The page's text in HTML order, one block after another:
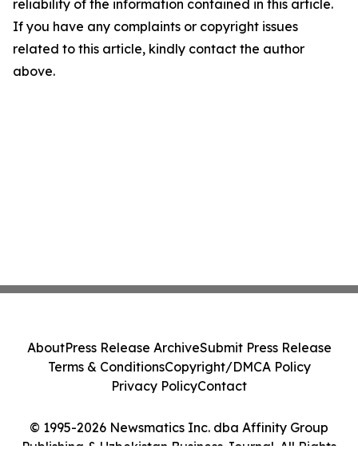
reliability of the information contained in this article.
If you have any complaints or copyright issues
related to this article, kindly contact the author
above.
© 1995-2026 Newsmatics Inc. dba Affinity Group
AboutPress Release ArchiveSubmit Press Release
Terms & ConditionsCopyright/DMCA Policy
Privacy PolicyContact